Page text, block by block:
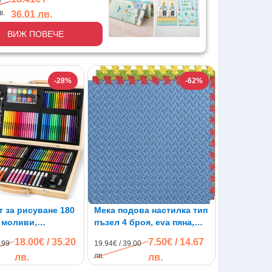
36.01 лв.
ВИЖ ПОВЕЧЕ
-28%
за рисуване 180
моливи,
др. в куфар
18.00€ / 35.20
лв.
-62%
Мека подова настилка тип
пъзел 4 броя, eva пяна,
19.94€ / 39.00
лв.
7.50€ / 14.67
лв.